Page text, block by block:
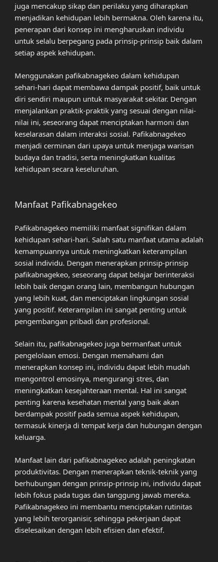
juga mencakup sikap dan perilaku yang diharapkan
menjadikan kehidupan lebih bermakna. Oleh karena itu,
penerapan dari konsep ini mengharuskan individu
untuk selalu berpegang pada prinsip-prinsip baik dalam
setiap aspek kehidupan.
Menggunakan pafikabnagekeo dalam kehidupan
sehari-hari dapat membawa dampak positif, baik untuk
diri sendiri maupun untuk masyarakat sekitar. Dengan
menjalankan praktik-praktik yang sesuai dengan nilai-
nilai ini, seseorang dapat menciptakan harmoni dan
keselarasan dalam interaksi sosial. Pafikabnagekeo
menjadi cerminan dari upaya untuk menjaga warisan
budaya dan tradisi, serta meningkatkan kualitas
kehidupan secara keseluruhan.
Manfaat Pafikabnagekeo
Pafikabnagekeo memiliki manfaat signifikan dalam
kehidupan sehari-hari. Salah satu manfaat utama adalah
kemampuannya untuk meningkatkan keterampilan
sosial individu. Dengan menerapkan prinsip-prinsip
pafikabnagekeo, seseorang dapat belajar berinteraksi
lebih baik dengan orang lain, membangun hubungan
yang lebih kuat, dan menciptakan lingkungan sosial
yang positif. Keterampilan ini sangat penting untuk
pengembangan pribadi dan profesional.
Selain itu, pafikabnagekeo juga bermanfaat untuk
pengelolaan emosi. Dengan memahami dan
menerapkan konsep ini, individu dapat lebih mudah
mengontrol emosinya, mengurangi stres, dan
meningkatkan kesejahteraan mental. Hal ini sangat
penting karena kesehatan mental yang baik akan
berdampak positif pada semua aspek kehidupan,
termasuk kinerja di tempat kerja dan hubungan dengan
keluarga.
Manfaat lain dari pafikabnagekeo adalah peningkatan
produktivitas. Dengan menerapkan teknik-teknik yang
berhubungan dengan prinsip-prinsip ini, individu dapat
lebih fokus pada tugas dan tanggung jawab mereka.
Pafikabnagekeo ini membantu menciptakan rutinitas
yang lebih terorganisir, sehingga pekerjaan dapat
diselesaikan dengan lebih efisien dan efektif.